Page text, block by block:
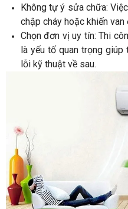
Không tự ý sửa chữa:
chập cháy hoặc khiến
Chọn đơn vị uy tín: Thi
là yếu tố quan trọng giúp
lỗi kỹ thuật về sau.